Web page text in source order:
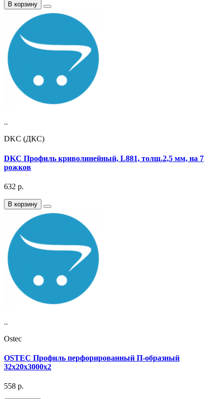
В корзину
..
DKC (ДКС)
DKC Профиль криволинейный, L881, толщ.2,5 мм, на 7
рожков
632 р.
В корзину
..
Ostec
OSTEC Профиль перфорированный П-образный
32х20х3000х2
558 р.